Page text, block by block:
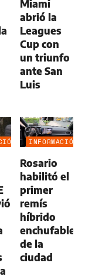
Miami
abrió la
Leagues
Cup con
un triunfo
ante San
Luis
INFORMACIÓN
Rosario
habilitó el
primer
remís
híbrido
enchufable
de la
ciudad